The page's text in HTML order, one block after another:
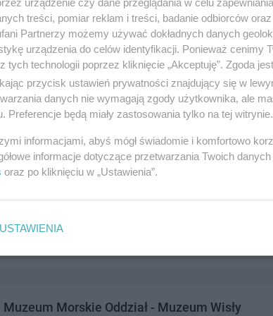
sp. z o.o.
83-110 Tczew
Morskie Oddział - Muzeum Wisły
treści, pomiar reklam i treści, badanie odbiorców oraz
Partnerzy możemy używać dokładnych danych
urządzenia do celów identyfikacji. Ponieważ cenimy
tych technologii poprzez kliknięcie „Akceptuję”. Zgoda
przycisk ustawień prywatności znajdujący się w
danych nie wymagają zgody użytkownika, ale
Preferencje będą miały zastosowania tylko na tej witrynie.
informacjami, abyś mógł świadomie i komfortowo
informacje dotyczące przetwarzania Twoich
oraz po kliknięciu w „Ustawienia”.
USTAWIENIA